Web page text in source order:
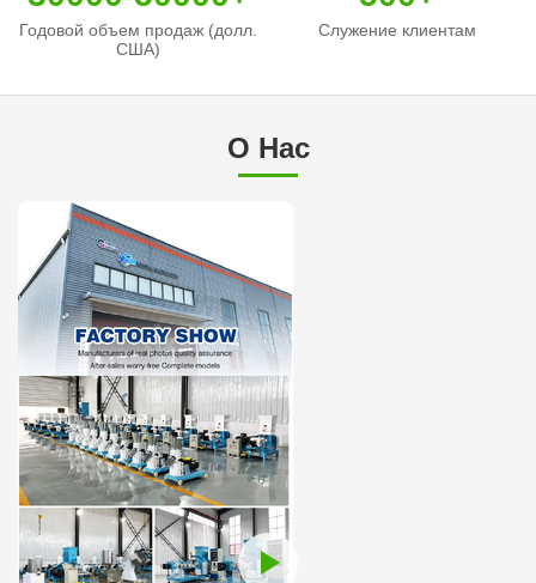
Годовой объем продаж (долл.
США)
Служение клиентам
О Нас